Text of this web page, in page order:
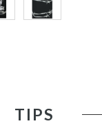
TIPS